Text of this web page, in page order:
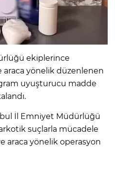
ekiplerince
araca yönelik düzenlenen
uyuşturucu madde
İl Emniyet Müdürlüğü
suçlarla mücadele
araca yönelik operasyon